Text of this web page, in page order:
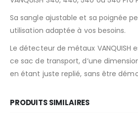
Sa sangle ajustable et sa poignée
utilisation adaptée à vos besoins.
Le détecteur de métaux VANQUISH
ce sac de transport, d’une
en étant juste replié, sans être
PRODUITS SIMILAIRES